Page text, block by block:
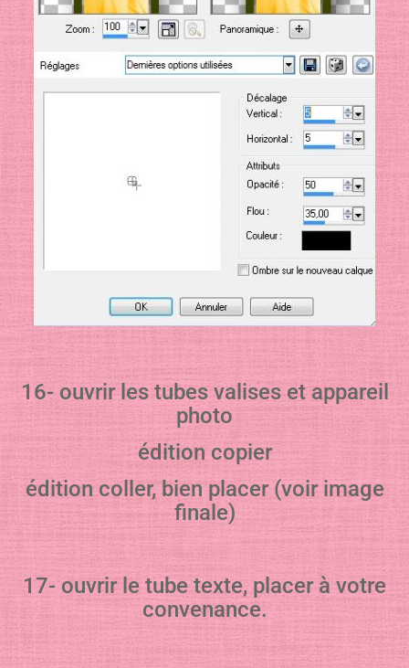
16- ouvrir les tubes valises et appareil
photo
édition copier
édition coller, bien placer (voir image
finale)
17- ouvrir le tube texte, placer à votre
convenance.